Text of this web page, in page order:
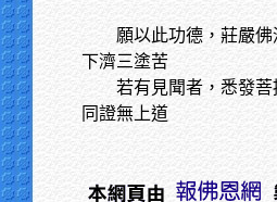
願以此功德，莊嚴佛
下濟三塗苦
若有見聞者，悉發菩
同證無上道